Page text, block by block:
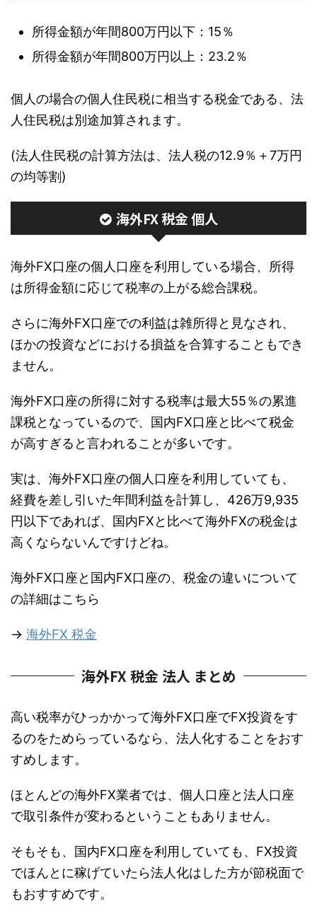
所得金額が年間800万円以下：15％
所得金額が年間800万円以上：23.2％
個人の場合の個人住民税に相当する税金である、法
人住民税は別途加算されます。
(法人住民税の計算方法は、法人税の12.9％＋7万円
の均等割)
海外FX 税金 個人
海外FX口座の個人口座を利用している場合、所得
は所得金額に応じて税率の上がる総合課税。
さらに海外FX口座での利益は雑所得と見なされ、
ほかの投資などにおける損益を合算することもでき
ません。
海外FX口座の所得に対する税率は最大55％の累進
課税となっているので、国内FX口座と比べて税金
が高すぎると言われることが多いです。
実は、海外FX口座の個人口座を利用していても、
経費を差し引いた年間利益を計算し、426万9,935
円以下であれば、国内FXと比べて海外FXの税金は
高くならないんですけどね。
海外FX口座と国内FX口座の、税金の違いについて
の詳細はこちら
→ 海外FX 税金
海外FX 税金 法人 まとめ
高い税率がひっかかって海外FX口座でFX投資をす
るのをためらっているなら、法人化することをおす
すめします。
ほとんどの海外FX業者では、個人口座と法人口座
で取引条件が変わるということもありません。
そもそも、国内FX口座を利用していても、FX投資
でほんとに稼げていたら法人化はした方が節税面で
もおすすめです。